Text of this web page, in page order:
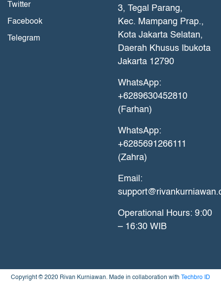
Twitter
Facebook
Telegram
3, Tegal Parang,
Kec. Mampang Prap.,
Kota Jakarta Selatan,
Daerah Khusus Ibukota
Jakarta 12790
WhatsApp:
+6289630452810
(Farhan)
WhatsApp:
+6285691266111
(Zahra)
Email:
Operational Hours: 9:00
– 16:30 WIB
Copyright © 2020 Rivan Kurniawan. Made in collaboration with Techbro ID